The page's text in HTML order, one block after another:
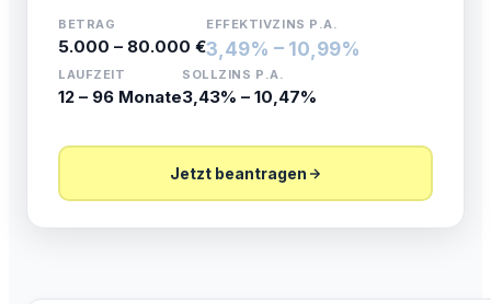
BETRAG
5.000 – 80.000 €
EFFEKTIVZINS P.A.
3,49% – 10,99%
LAUFZEIT
12 – 96 Monate
SOLLZINS P.A.
3,43% – 10,47%
Jetzt beantragen